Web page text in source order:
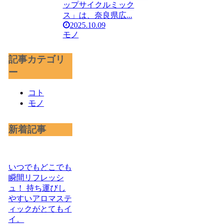
ップサイクルミック
ス」は、奈良県広...
2025.10.09
モノ
記事カテゴリ
ー
コト
モノ
新着記事
いつでもどこでも
瞬間リフレッシ
ュ！ 持ち運びし
やすいアロマステ
ィックがとてもイ
イ。